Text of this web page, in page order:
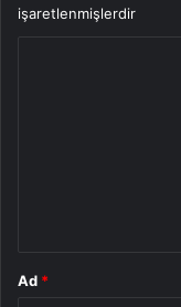
işaretlenmişlerdir
Ad *